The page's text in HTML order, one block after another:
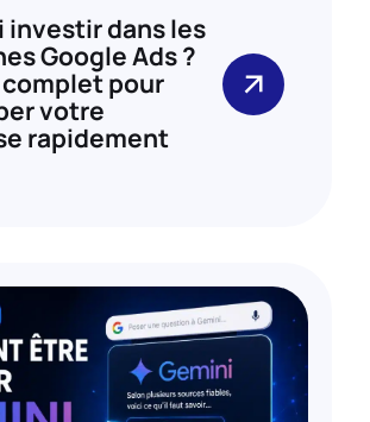
investir dans les
Google Ads ?
pour
votre
rapidement